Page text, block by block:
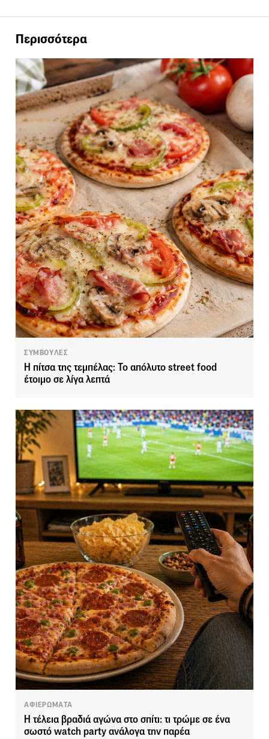
Περισσότερα
ΣΥΜΒΟΥΛΕΣ
Η πίτσα της τεμπέλας: Το απόλυτο street food
έτοιμο σε λίγα λεπτά
ΑΦΙΕΡΩΜΑΤΑ
Η τέλεια βραδιά αγώνα στο σπίτι: τι τρώμε σε ένα
σωστό watch party ανάλογα την παρέα